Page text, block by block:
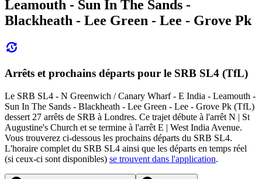
Leamouth - Sun In The Sands -
Blackheath - Lee Green - Lee - Grove Pk
Arrêts et prochains départs pour le SRB SL4 (TfL)
Le SRB SL4 - N Greenwich / Canary Wharf - E India - Leamouth -
Sun In The Sands - Blackheath - Lee Green - Lee - Grove Pk (TfL)
dessert 27 arrêts de SRB à Londres. Ce trajet débute à l'arrêt N | St
Augustine's Church et se termine à l'arrêt E | West India Avenue.
Vous trouverez ci-dessous les prochains départs du SRB SL4.
L'horaire complet du SRB SL4 ainsi que les départs en temps réel
(si ceux-ci sont disponibles) se trouvent dans l'application.